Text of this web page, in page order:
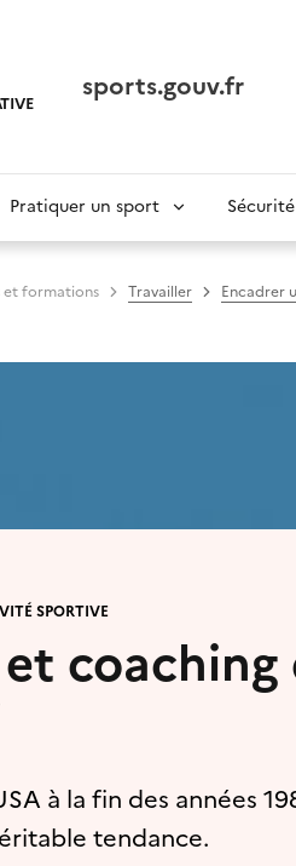
sports.gouv.fr
Pratiquer un sport
et formations Travailler Encadrer
SPORTIVE
à la fin des années
tendance.